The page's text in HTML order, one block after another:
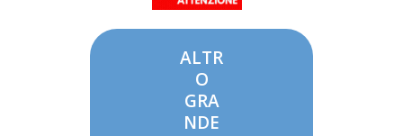
ALTR
O
GRA
NDE